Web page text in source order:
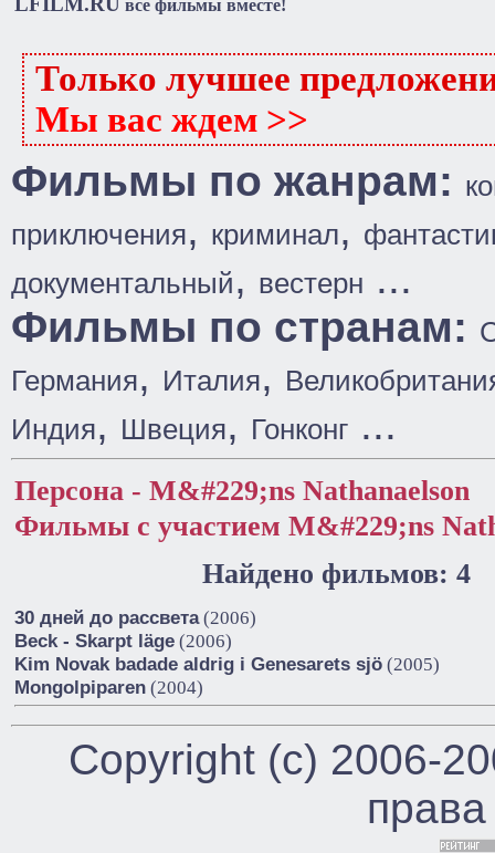
все фильмы вместе!
Только лучшее
Мы вас ждем >>
Фильмы по жанрам:
приключения, криминал,
документальный, вестерн ...
Фильмы по странам:
Германия, Италия,
Индия, Швеция, Гонконг ...
Персона - M&#229;ns Nathanaelson
Фильмы с участием M&#229;ns
Найдено фильмов: 4
30 дней до рассвета(2006)
Beck - Skarpt läge (2006)
Kim Novak badade aldrig i Genesarets sjö (2005)
Mongolpiparen (2004)
Copyright (c) 2006-